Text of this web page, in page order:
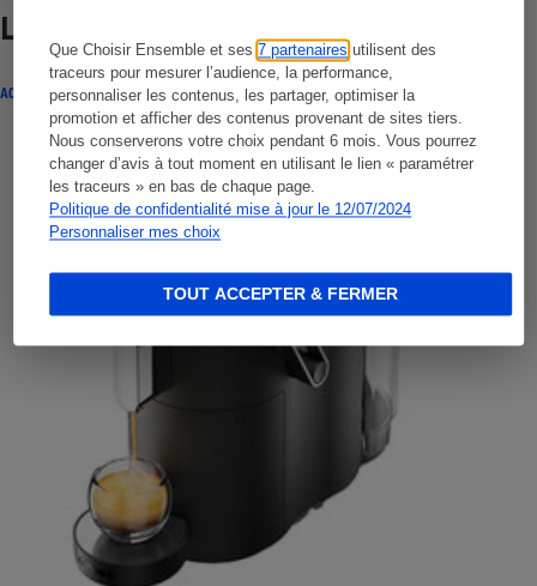
Que Choisir Ensemble et ses7 partenaires utilisent des
traceurs pour mesurer l’audience, la performance,
personnaliser les contenus, les partager, optimiser la
promotion et afficher des contenus provenant de sites tiers.
Nous conserverons votre choix pendant 6 mois. Vous pourrez
changer d’avis à tout moment en utilisant le lien « paramétrer
les traceurs » en bas de chaque page.
Politique de confidentialité mise à jour le 12/07/2024
Personnaliser mes choix
TOUT ACCEPTER & FERMER
Lire aussi
ACTUALITÉ